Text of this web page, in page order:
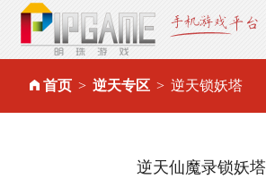
首页 逆天专区 逆天锁妖塔
逆天仙魔录锁妖塔